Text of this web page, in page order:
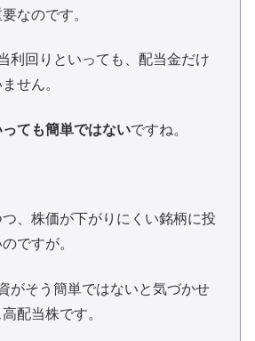
なのです。
利回りといっても、配当金だけ
せん。
ても簡単ではないですね。
、株価が下がりにくい銘柄に投
ですが。
がそう簡単ではないと気づかせ
配当株です。